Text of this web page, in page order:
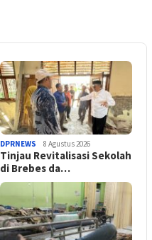
DPRNEWS 8 Agustus 2026
Tinjau Revitalisasi Sekolah
di Brebes da…